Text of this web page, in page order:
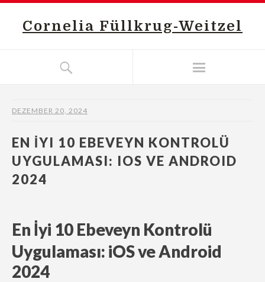
Cornelia Füllkrug-Weitzel
DEZEMBER 20, 2024
EN İYI 10 EBEVEYN KONTROLÜ
UYGULAMASI: IOS VE ANDROID
2024
En İyi 10 Ebeveyn Kontrolü
Uygulaması: iOS ve Android
2024